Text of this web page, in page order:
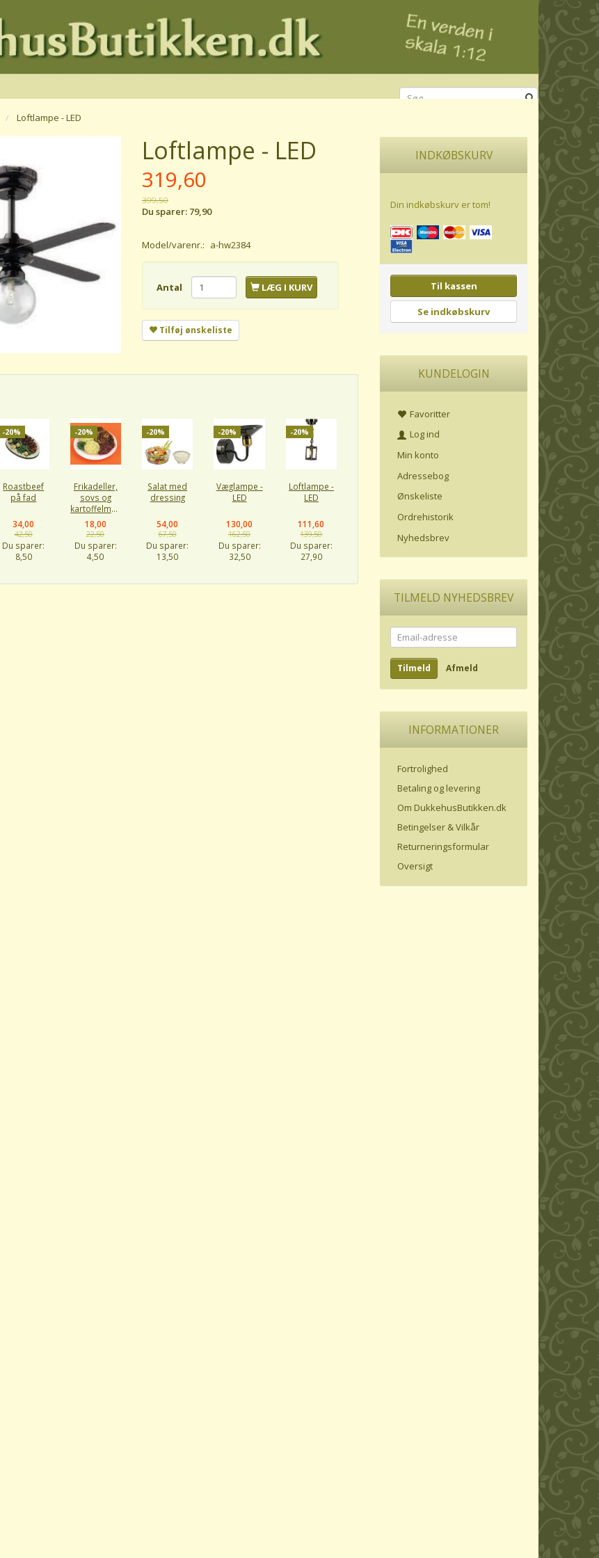
Loftlampe - LED
Loftlampe - LED
319,60
399,50
Du sparer: 79,90
Model/varenr.: a-hw2384
Antal LÆG I KURV
Tilføj ønskeliste
-20%
Roastbeef
på fad
34,00
42,50
Du sparer:
8,50
-20%
Frikadeller,
sovs og
kartoffelmos
18,00
22,50
Du sparer:
4,50
-20%
Salat med
dressing
54,00
67,50
Du sparer:
13,50
-20%
Væglampe -
LED
130,00
162,50
Du sparer:
32,50
-20%
Loftlampe -
LED
111,60
139,50
Du sparer:
27,90
INDKØBSKURV
Din indkøbskurv er tom!
Til kassen
Se indkøbskurv
KUNDELOGIN
Favoritter
Log ind
Min konto
Adressebog
Ønskeliste
Ordrehistorik
Nyhedsbrev
TILMELD NYHEDSBREV
Email-
adresse
Tilmeld Afmeld
INFORMATIONER
Fortrolighed
Betaling og levering
Om DukkehusButikken.dk
Betingelser & Vilkår
Returneringsformular
Oversigt